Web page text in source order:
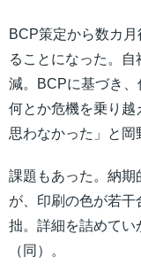
BCP策定から数カ
ることになった。
減。BCPに基づき、
何とか危機を乗り越
思わなかった」と
課題もあった。納期
が、印刷の色が若
拙。詳細を詰めてい
（同）。